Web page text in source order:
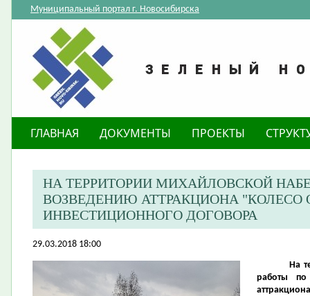
Муниципальный портал г. Новосибирска
ГЛАВНАЯ ДОКУМЕНТЫ ПРОЕКТЫ
НА ТЕРРИТОРИИ МИХАЙЛОВСКОЙ
ВОЗВЕДЕНИЮ АТТРАКЦИОНА "КОЛЕСО
ИНВЕСТИЦИОННОГО ДОГОВОРА
29.03.2018 18:00
На
работы по